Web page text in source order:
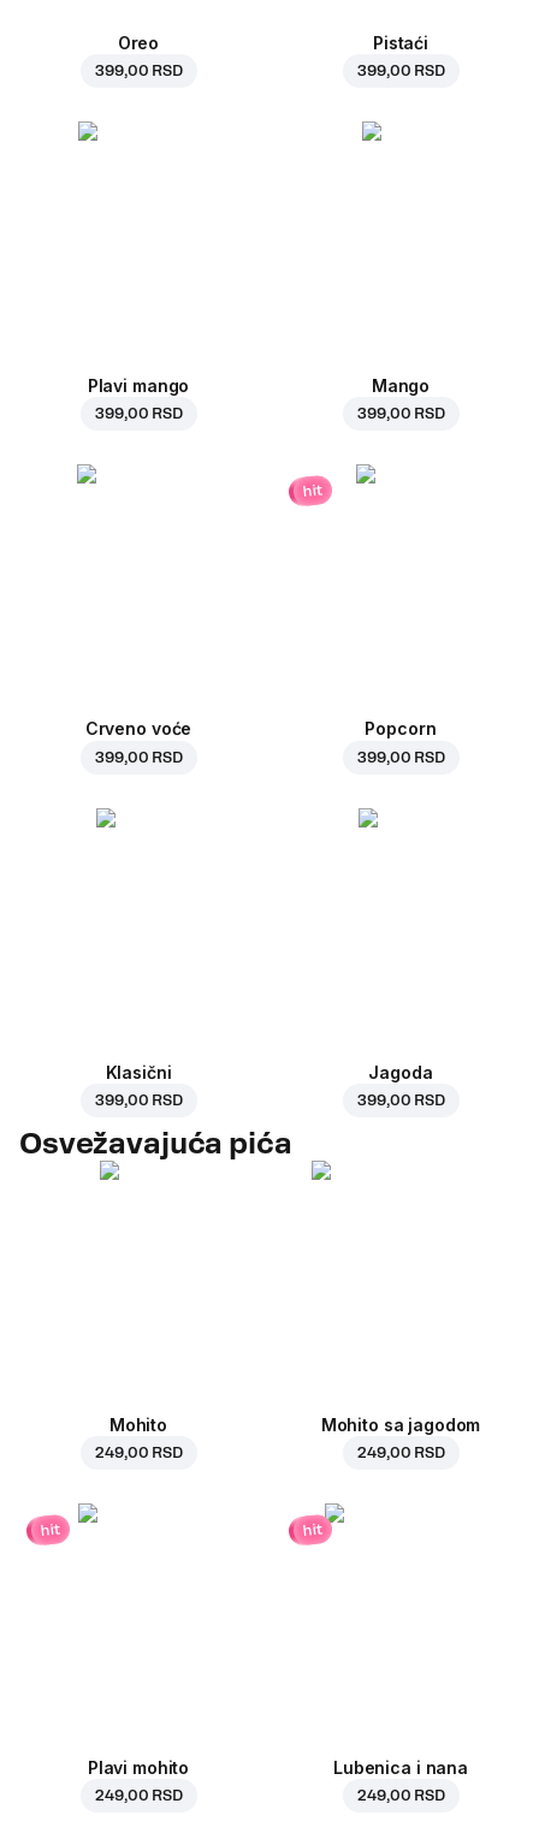
Oreo
399,00 RSD
Pistaći
399,00 RSD
Plavi mango
399,00 RSD
Mango
399,00 RSD
Crveno voće
399,00 RSD
hit
Popcorn
399,00 RSD
Klasični
399,00 RSD
Jagoda
399,00 RSD
Osvežavajuća pića
Mohito
249,00 RSD
Mohito sa jagodom
249,00 RSD
hit
Plavi mohito
249,00 RSD
hit
Lubenica i nana
249,00 RSD